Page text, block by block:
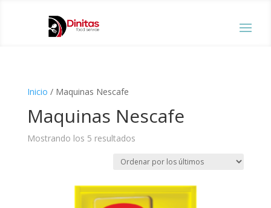
Inicio / Maquinas Nescafe
Maquinas Nescafe
Mostrando los 5 resultadosOrdenado
los